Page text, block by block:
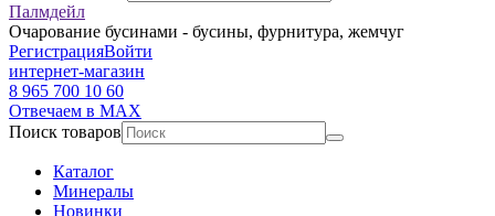
Палмдейл
Очарование бусинами - бусины, фурнитура, жемчуг
РегистрацияВойти
интернет-магазин
8 965 700 10 60
Отвечаем в MAX
Поиск товаров
Каталог
Минералы
Новинки